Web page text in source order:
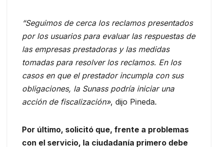
“Seguimos de cerca los reclamos presentados
por los usuarios para evaluar las respuestas de
las empresas prestadoras y las medidas
tomadas para resolver los reclamos. En los
casos en que el prestador incumpla con sus
obligaciones, la Sunass podría iniciar una
acción de fiscalización», dijo Pineda.
Por último, solicitó que, frente a problemas
con el servicio, la ciudadanía primero debe